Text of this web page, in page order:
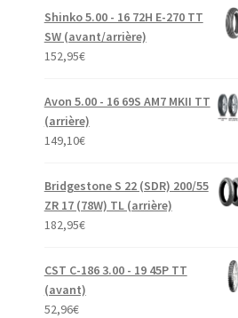
Shinko 5.00 - 16 72H E-270 TT
SW (avant/arrière)
152,95€
Avon 5.00 - 16 69S AM7 MKII TT
(arrière)
149,10€
Bridgestone S 22 (SDR) 200/55
ZR 17 (78W) TL (arrière)
182,95€
CST C-186 3.00 - 19 45P TT
(avant)
52,96€